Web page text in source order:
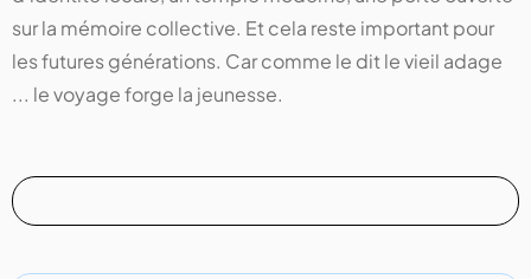
sur la mémoire collective. Et cela reste important pour
les futures générations. Car comme le dit le vieil adage
... le voyage forge la jeunesse.